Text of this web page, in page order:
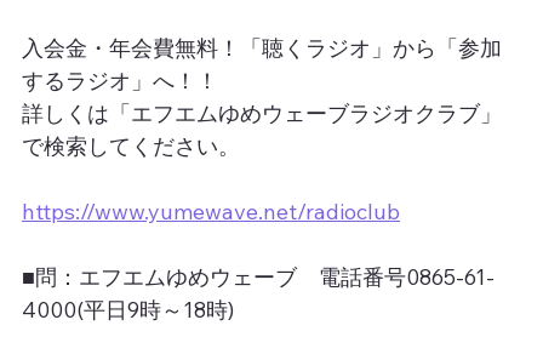
入会金・年会費無料！「聴くラジオ」から「参加
するラジオ」へ！！
詳しくは「エフエムゆめウェーブラジオクラブ」
で検索してください。
https://www.yumewave.net/radioclub
■問：エフエムゆめウェーブ　電話番号0865-61-
4000(平日9時～18時)